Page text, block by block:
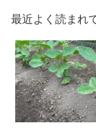
最近よく読まれ